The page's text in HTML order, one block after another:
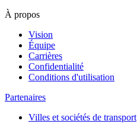
À propos
Vision
Équipe
Carrières
Confidentialité
Conditions d'utilisation
Partenaires
Villes et sociétés de transport